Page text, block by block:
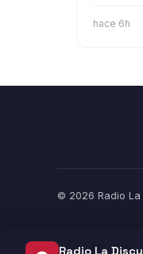
Radio La
hace 6h
© 2026 Radio La